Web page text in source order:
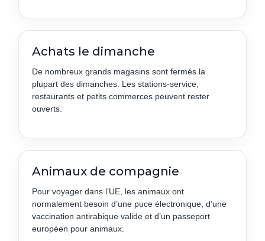
Achats le dimanche
De nombreux grands magasins sont fermés la
plupart des dimanches. Les stations-service,
restaurants et petits commerces peuvent rester
ouverts.
Animaux de compagnie
Pour voyager dans l’UE, les animaux ont
normalement besoin d’une puce électronique, d’une
vaccination antirabique valide et d’un passeport
européen pour animaux.